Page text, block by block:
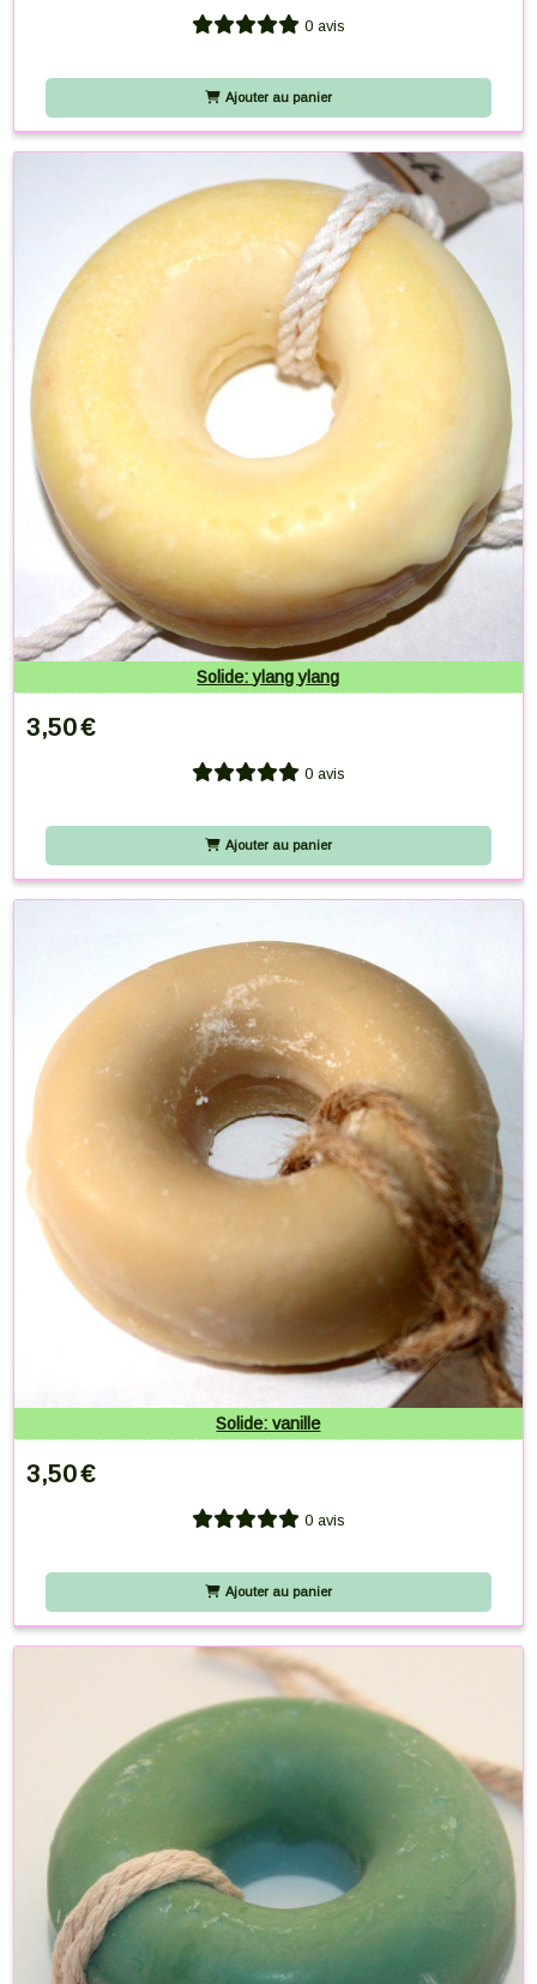
0 avis
Ajouter au panier
Solide: ylang ylang
3,50€
0 avis
Ajouter au panier
Solide: vanille
3,50€
0 avis
Ajouter au panier